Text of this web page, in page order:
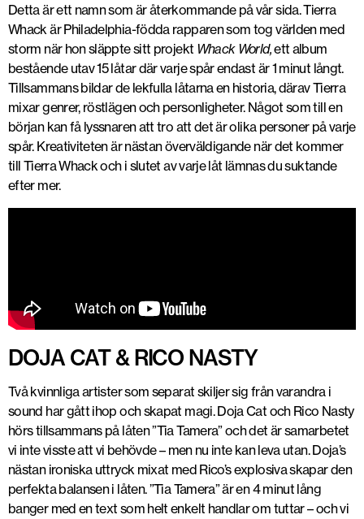
Detta är ett namn som är återkommande på vår sida. Tierra
Whack är Philadelphia-födda rapparen som tog världen med
storm när hon släppte sitt projekt Whack World,ett album
bestående utav 15 låtar där varje spår endast är 1 minut långt.
Tillsammans bildar de lekfulla låtarna en historia, därav Tierra
mixar genrer, röstlägen och personligheter. Något som till en
början kan få lyssnaren att tro att det är olika personer på varje
spår. Kreativiteten är nästan överväldigande när det kommer
till Tierra Whack och i slutet av varje låt lämnas du suktande
efter mer.
DOJA CAT & RICO NASTY
Två kvinnliga artister som separat skiljer sig från varandra i
sound har gått ihop och skapat magi. Doja Cat och Rico Nasty
hörs tillsammans på låten ”Tia Tamera” och det är samarbetet
vi inte visste att vi behövde – men nu inte kan leva utan. Doja’s
nästan ironiska uttryck mixat med Rico’s explosiva skapar den
perfekta balansen i låten. ”Tia Tamera” är en 4 minut lång
banger med en text som helt enkelt handlar om tuttar – och vi